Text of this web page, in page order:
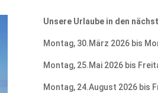
Unsere Urlaube in den
Montag, 30.März 2026 bis
Montag, 25.Mai 2026 bis
Montag, 24.August 2026 bis